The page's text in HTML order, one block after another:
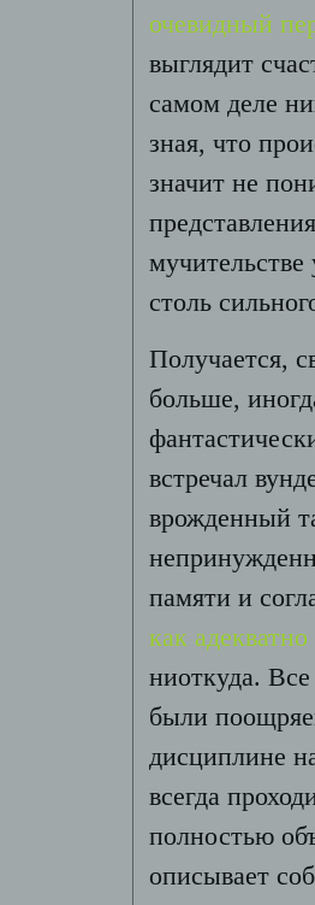
очевидный
выглядит
самом деле
зная, что
значит не
столь
Получается,
больше,
встречал
врожденный
памяти и
как
ниоткуда.
были
дисциплине
всегда
полностью
описывает